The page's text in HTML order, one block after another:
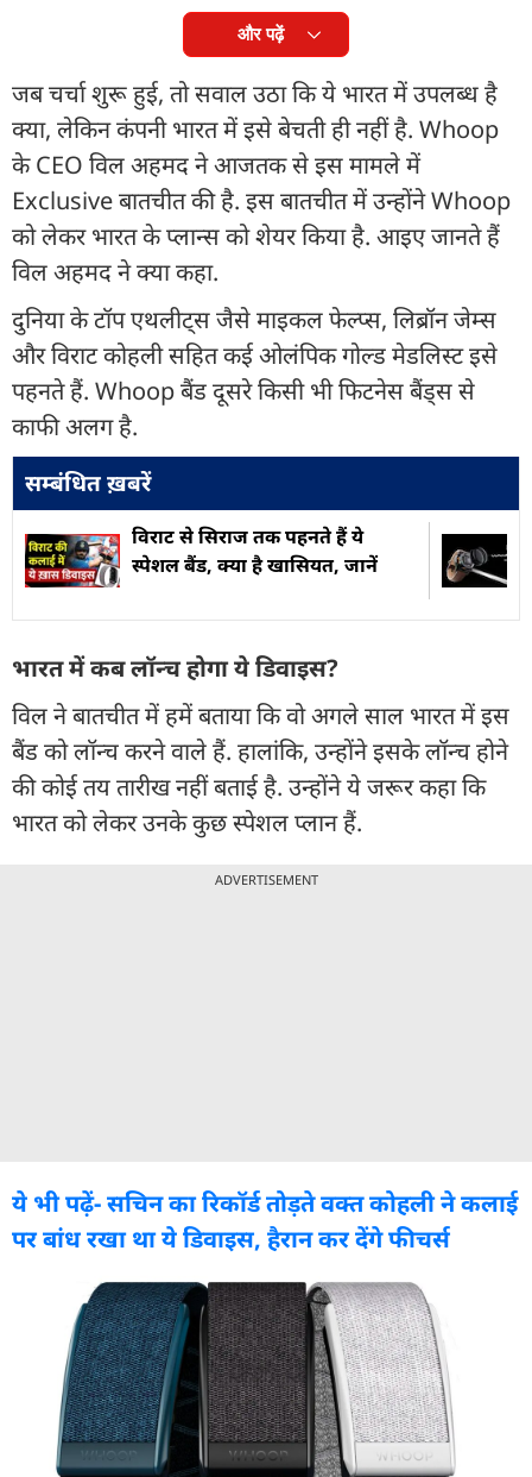
और पढ़ें
जब चर्चा शुरू हुई, तो सवाल उठा कि ये भारत में उपलब्ध है
क्या, लेकिन कंपनी भारत में इसे बेचती ही नहीं है. Whoop
के CEO विल अहमद ने आजतक से इस मामले में
Exclusive बातचीत की है. इस बातचीत में उन्होंने Whoop
को लेकर भारत के प्लान्स को शेयर किया है. आइए जानते हैं
विल अहमद ने क्या कहा.
दुनिया के टॉप एथलीट्स जैसे माइकल फेल्प्स, लिब्रॉन जेम्स
और विराट कोहली सहित कई ओलंपिक गोल्ड मेडलिस्ट इसे
पहनते हैं. Whoop बैंड दूसरे किसी भी फिटनेस बैंड्स से
काफी अलग है.
सम्बंधित ख़बरें
विराट से सिराज तक पहनते हैं ये
स्पेशल बैंड, क्या है खासि‍यत, जानें
भारत में कब लॉन्च होगा ये डिवाइस?
विल ने बातचीत में हमें बताया कि वो अगले साल भारत में इस
बैंड को लॉन्च करने वाले हैं. हालांकि, उन्होंने इसके लॉन्च होने
की कोई तय तारीख नहीं बताई है. उन्होंने ये जरूर कहा कि
भारत को लेकर उनके कुछ स्पेशल प्लान हैं.
ADVERTISEMENT
ये भी पढ़ें- सचिन का रिकॉर्ड तोड़ते वक्त कोहली ने कलाई
पर बांध रखा था ये डिवाइस, हैरान कर देंगे फीचर्स